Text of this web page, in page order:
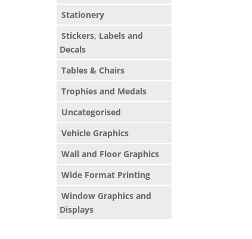
Stationery
Stickers, Labels and
Decals
Tables & Chairs
Trophies and Medals
Uncategorised
Vehicle Graphics
Wall and Floor Graphics
Wide Format Printing
Window Graphics and
Displays